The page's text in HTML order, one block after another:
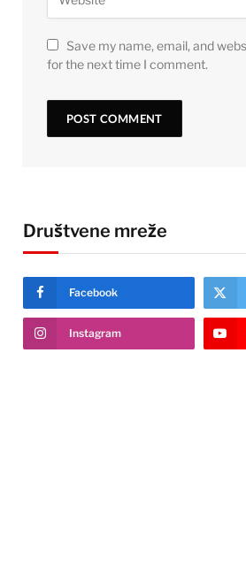
Save my name, email, and
for the next time I comment.
Društvene mreže
Facebook
Instagram